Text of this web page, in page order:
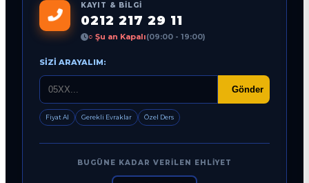
KAYIT & BILGI
0212 217 29 11
○ Şu an Kapalı(09:00 - 19:00)
SIZI ARAYALIM:
Gönder
Fiyat Al Gerekli Evraklar Özel Ders
BUGÜNE KADAR VERILEN EHLIYET